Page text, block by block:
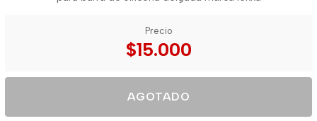
Precio
$15.000
AGOTADO